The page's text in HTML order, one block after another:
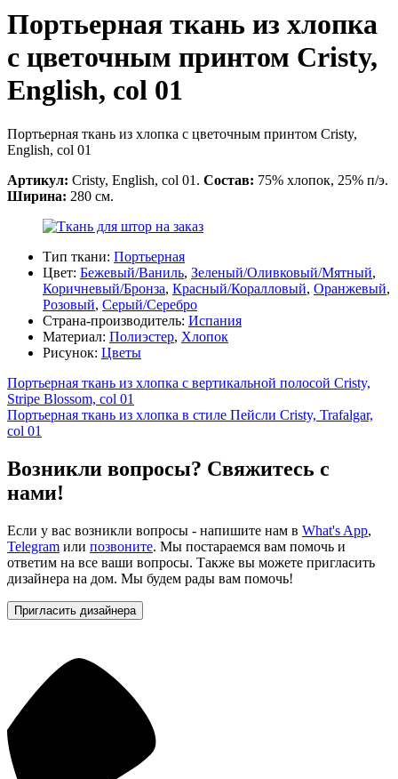
Портьерная ткань из хлопка
с цветочным принтом Cristy,
English, col 01
Портьерная ткань из хлопка с цветочным принтом Cristy,
English, col 01
Артикул: Cristy, English, col 01. Состав: 75% хлопок, 25% п/э.
Ширина: 280 см.
Тип ткани: Портьерная
Цвет: Бежевый/Ваниль, Зеленый/Оливковый/Мятный,
Коричневый/Бронза, Красный/Коралловый, Оранжевый,
Розовый, Серый/Серебро
Страна-производитель: Испания
Материал: Полиэстер, Хлопок
Рисунок: Цветы
Портьерная ткань из хлопка с вертикальной полосой Cristy,
Stripe Blossom, col 01
Портьерная ткань из хлопка в стиле Пейсли Cristy, Trafalgar,
col 01
Возникли вопросы? Свяжитесь с
нами!
Если у вас возникли вопросы - напишите нам в What's App,
Telegram или позвоните. Мы постараемся вам помочь и
ответим на все ваши вопросы. Также вы можете пригласить
дизайнера на дом. Мы будем рады вам помочь!
Пригласить дизайнера